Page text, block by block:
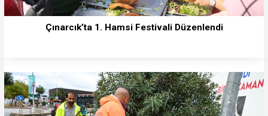
Çınarcık’ta 1. Hamsi Festivali Düzenlendi